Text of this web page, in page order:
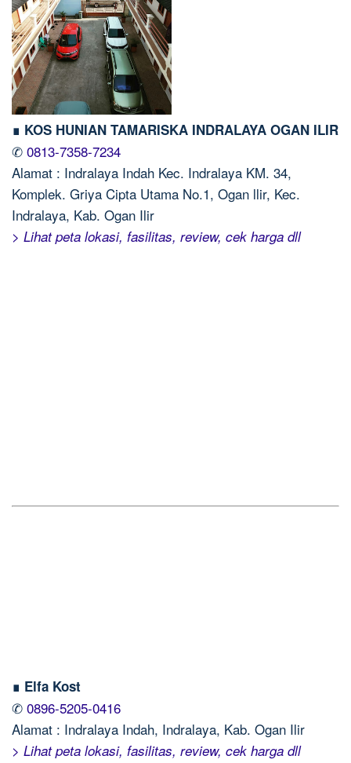
∎ KOS HUNIAN TAMARISKA INDRALAYA OGAN ILIR
✆ 0813-7358-7234
Alamat : Indralaya Indah Kec. Indralaya KM. 34,
Komplek. Griya Cipta Utama No.1, Ogan llir, Kec.
Indralaya, Kab. Ogan Ilir
> Lihat peta lokasi, fasilitas, review, cek harga dll
∎ Elfa Kost
✆ 0896-5205-0416
Alamat : Indralaya Indah, Indralaya, Kab. Ogan Ilir
> Lihat peta lokasi, fasilitas, review, cek harga dll